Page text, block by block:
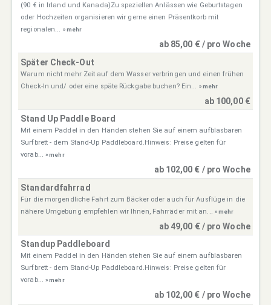
(90 € in Irland und Kanada)Zu speziellen Anlässen wie Geburtstagen
oder Hochzeiten organisieren wir gerne einen Präsentkorb mit
regionalen... » mehr
ab 85,00 € / pro Woche
Später Check-Out
Warum nicht mehr Zeit auf dem Wasser verbringen und einen frühen
Check-In und/ oder eine späte Rückgabe buchen? Ein...
» mehr
ab 100,00 €
Stand Up Paddle Board
Mit einem Paddel in den Händen stehen Sie auf einem aufblasbaren
Surfbrett - dem Stand-Up Paddleboard.Hinweis: Preise gelten für
vorab...» mehr
ab 102,00 € / pro Woche
Standardfahrrad
Für die morgendliche Fahrt zum Bäcker oder auch für Ausflüge in die
nähere Umgebung empfehlen wir Ihnen, Fahrräder mit an... » mehr
ab 49,00 € / pro Woche
Standup Paddleboard
Mit einem Paddel in den Händen stehen Sie auf einem aufblasbaren
Surfbrett - dem Stand-Up Paddleboard.Hinweis: Preise gelten für
vorab...» mehr
ab 102,00 € / pro Woche